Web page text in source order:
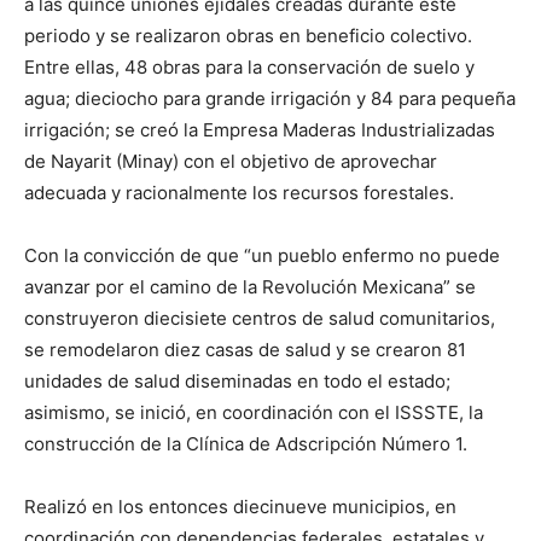
periodo y se realizaron obras en beneficio colectivo.
Entre ellas, 48 obras para la conservación de suelo y
agua; dieciocho para grande irrigación y 84 para pequeña
irrigación; se creó la Empresa Maderas Industrializadas
de Nayarit (Minay) con el objetivo de aprovechar
adecuada y racionalmente los recursos forestales.
Con la convicción de que “un pueblo enfermo no puede
avanzar por el camino de la Revolución Mexicana” se
construyeron diecisiete centros de salud comunitarios,
se remodelaron diez casas de salud y se crearon 81
unidades de salud diseminadas en todo el estado;
asimismo, se inició, en coordinación con el ISSSTE, la
construcción de la Clínica de Adscripción Número 1.
Realizó en los entonces diecinueve municipios, en